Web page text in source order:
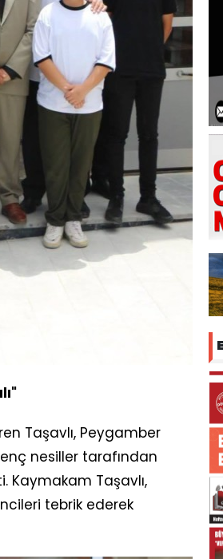
Taşavlı, Peygamber
nesiller tarafından
Kaymakam Taşavlı,
tebrik ederek